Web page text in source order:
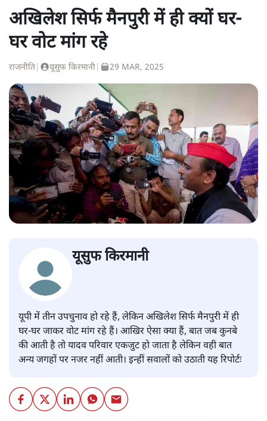
अखिलेश सिर्फ मैनपुरी में ही क्यों घर-
घर वोट मांग रहे
राजनीति यूसुफ किरमानी 29 MAR, 2025
यूसुफ किरमानी
यूपी में तीन उपचुनाव हो रहे हैं, लेकिन अखिलेश सिर्फ मैनपुरी में ही
घर-घर जाकर वोट मांग रहे हैं। आखिर ऐसा क्या हैं, बात जब कुनबे
की आती है तो यादव परिवार एकजुट हो जाता है लेकिन वही बात
अन्य जगहों पर नजर नहीं आती। इन्हीं सवालों को उठाती यह रिपोर्टः